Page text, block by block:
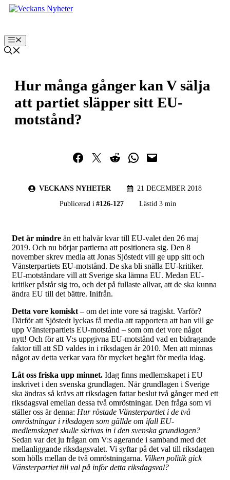
Hoppa
Meny
Hur många gånger kan V sälja
att partiet släpper sitt EU-
motstånd?
Dela på Facebook
Dela på TwitterDela på RedditDela i WhatsApp
Maila en länk
VECKANS NYHETER
21 DECEMBER 2018
Publicerad i #126-127 Lästid 3 min
Det är mindre än ett halvår kvar till EU-valet den 26 maj
2019. Och nu börjar partierna att positionera sig. Den 8
november skrev media att Jonas Sjöstedt vill ge upp sitt och
Vänsterpartiets EU-motstånd. De ska bli snälla EU-kritiker.
EU-motståndare vill att Sverige ska lämna EU. Medan EU-
kritiker påstår sig tro, och det på fullaste allvar, att de ska kunna
ändra EU till det bättre. Inifrån.
Detta vore komiskt – om det inte vore så tragiskt. Varför?
Därför att Sjöstedt lyckas få media att rapportera att han vill ge
upp Vänsterpartiets EU-motstånd – som om det vore något
nytt! Och för att V:s uppgivna EU-motstånd vad en bidragande
faktor till att SD valdes in i riksdagen år 2010. Men att minnas
något av detta verkar vara för mycket begärt för media idag.
Låt oss friska upp minnet. Idag finns medlemskapet i EU
inskrivet i den svenska grundlagen. När grundlagen i Sverige
ska ändras så krävs att riksdagen fattar beslut två gånger med ett
riksdagsval emellan dessa två omröstningar. Den fråga som vi
ställer oss är denna: Hur röstade Vänsterpartiet i de två
omröstningar i riksdagen som gällde om ifall EU-
medlemskapet skulle skrivas in i den svenska grundlagen?
Sedan var det ju frågan om V:s agerande i samband med det
mellanliggande riksdagsvalet. Vi syftar på det val till riksdagen
som hölls mellan de två omröstningarna. Vilken politik gick
Vänsterpartiet till val på inför detta riksdagsval?